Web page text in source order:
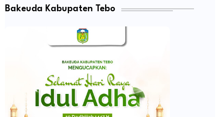
Bakeuda Kabupaten Tebo